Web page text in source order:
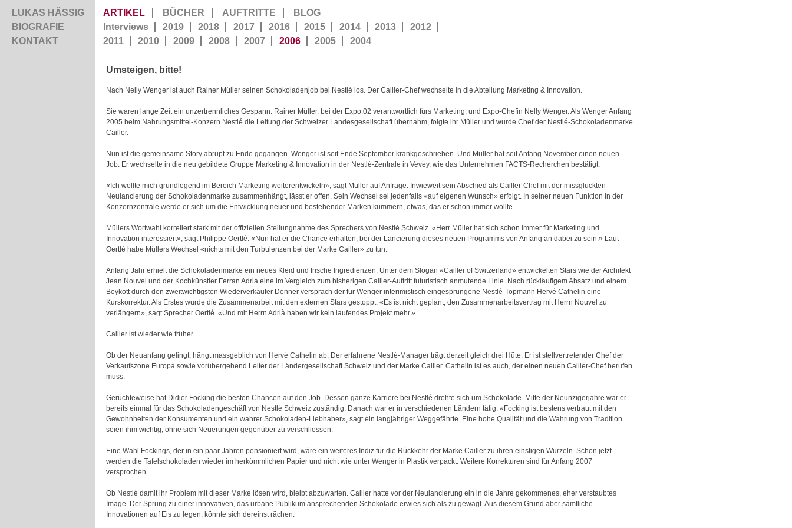
LUKAS HÄSSIG
BIOGRAFIE
KONTAKT
ARTIKEL BÜCHER AUFTRITTE
BLOG
Interviews
2019 2018 2017 2016 2015 2014 2013
2012
2011
2010 2009 2008 2007 2006 2005 2004
Umsteigen, bitte!
Nach Nelly Wenger ist auch Rainer Müller seinen Schokoladenjob bei Nestlé los. Der Cailler-Chef wechselte in die Abteilung Marketing & Innovation.
Sie waren lange Zeit ein unzertrennliches Gespann: Rainer Müller, bei der Expo.02 verantwortlich fürs Marketing, und Expo-Chefin Nelly Wenger. Als Wenger Anfang
2005 beim Nahrungsmittel-Konzern Nestlé die Leitung der Schweizer Landesgesellschaft übernahm, folgte ihr Müller und wurde Chef der Nestlé-Schokoladenmarke
Cailler.
Nun ist die gemeinsame Story abrupt zu Ende gegangen. Wenger ist seit Ende September krankgeschrieben. Und Müller hat seit Anfang November einen neuen
Job. Er wechselte in die neu gebildete Gruppe Marketing & Innovation in der Nestlé-Zentrale in Vevey, wie das Unternehmen FACTS-Recherchen bestätigt.
«Ich wollte mich grundlegend im Bereich Marketing weiterentwickeln», sagt Müller auf Anfrage. Inwieweit sein Abschied als Cailler-Chef mit der missglückten
Neulancierung der Schokoladenmarke zusammenhängt, lässt er offen. Sein Wechsel sei jedenfalls «auf eigenen Wunsch» erfolgt. In seiner neuen Funktion in der
Konzernzentrale werde er sich um die Entwicklung neuer und bestehender Marken kümmern, etwas, das er schon immer wollte.
Müllers Wortwahl korreliert stark mit der offiziellen Stellungnahme des Sprechers von Nestlé Schweiz. «Herr Müller hat sich schon immer für Marketing und
Innovation interessiert», sagt Philippe Oertlé. «Nun hat er die Chance erhalten, bei der Lancierung dieses neuen Programms von Anfang an dabei zu sein.» Laut
Oertlé habe Müllers Wechsel «nichts mit den Turbulenzen bei der Marke Cailler» zu tun.
Anfang Jahr erhielt die Schokoladenmarke ein neues Kleid und frische Ingredienzen. Unter dem Slogan «Cailler of Switzerland» entwickelten Stars wie der Architekt
Jean Nouvel und der Kochkünstler Ferran Adrià eine im Vergleich zum bisherigen Cailler-Auftritt futuristisch anmutende Linie. Nach rückläufigem Absatz und einem
Boykott durch den zweitwichtigsten Wiederverkäufer Denner versprach der für Wenger interimistisch eingesprungene Nestlé-Topmann Hervé Cathelin eine
Kurskorrektur. Als Erstes wurde die Zusammenarbeit mit den externen Stars gestoppt. «Es ist nicht geplant, den Zusammenarbeitsvertrag mit Herrn Nouvel zu
verlängern», sagt Sprecher Oertlé. «Und mit Herrn Adrià haben wir kein laufendes Projekt mehr.»
Cailler ist wieder wie früher
Ob der Neuanfang gelingt, hängt massgeblich von Hervé Cathelin ab. Der erfahrene Nestlé-Manager trägt derzeit gleich drei Hüte. Er ist stellvertretender Chef der
Verkaufszone Europa sowie vorübergehend Leiter der Ländergesellschaft Schweiz und der Marke Cailler. Cathelin ist es auch, der einen neuen Cailler-Chef berufen
muss.
Gerüchteweise hat Didier Focking die besten Chancen auf den Job. Dessen ganze Karriere bei Nestlé drehte sich um Schokolade. Mitte der Neunzigerjahre war er
bereits einmal für das Schokoladengeschäft von Nestlé Schweiz zuständig. Danach war er in verschiedenen Ländern tätig. «Focking ist bestens vertraut mit den
Gewohnheiten der Konsumenten und ein wahrer Schokoladen-Liebhaber», sagt ein langjähriger Weggefährte. Eine hohe Qualität und die Wahrung von Tradition
seien ihm wichtig, ohne sich Neuerungen gegenüber zu verschliessen.
Eine Wahl Fockings, der in ein paar Jahren pensioniert wird, wäre ein weiteres Indiz für die Rückkehr der Marke Cailler zu ihren einstigen Wurzeln. Schon jetzt
werden die Tafelschokoladen wieder im herkömmlichen Papier und nicht wie unter Wenger in Plastik verpackt. Weitere Korrekturen sind für Anfang 2007
versprochen.
Ob Nestlé damit ihr Problem mit dieser Marke lösen wird, bleibt abzuwarten. Cailler hatte vor der Neulancierung ein in die Jahre gekommenes, eher verstaubtes
Image. Der Sprung zu einer innovativen, das urbane Publikum ansprechenden Schokolade erwies sich als zu gewagt. Aus diesem Grund aber sämtliche
Innovationen auf Eis zu legen, könnte sich dereinst rächen.